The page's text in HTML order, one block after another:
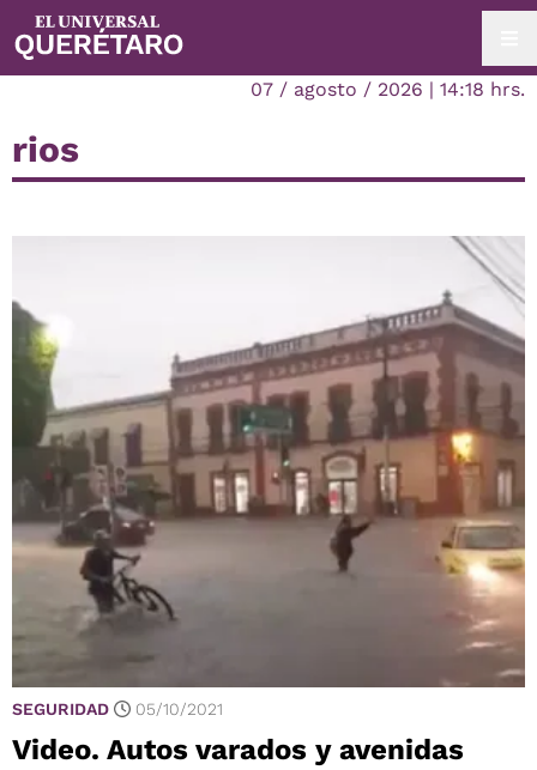
07 / agosto / 2026 | 14:18 hrs.
rios
SEGURIDAD 05/10/2021
Video. Autos varados y avenidas